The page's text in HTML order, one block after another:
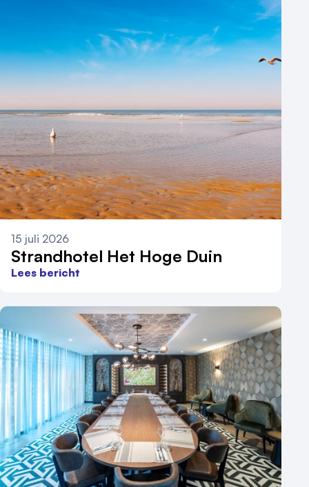
15 juli 2026
Strandhotel Het Hoge Duin
Lees bericht